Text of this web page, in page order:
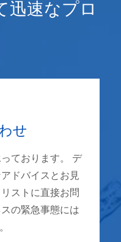
迅速なプロ
せ
ております。 デ
ドバイスとお見
ストに直接お問
の緊急事態には